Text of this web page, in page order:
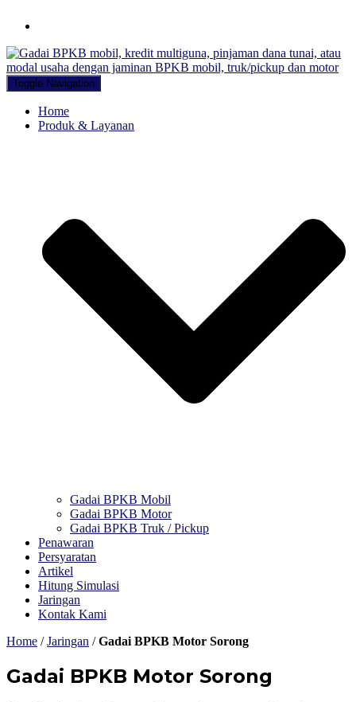
Toggle Navigation
Home
Produk & Layanan
Gadai BPKB Mobil
Gadai BPKB Motor
Gadai BPKB Truk / Pickup
Penawaran
Persyaratan
Artikel
Hitung Simulasi
Jaringan
Kontak Kami
Home /Jaringan /Gadai BPKB Motor Sorong
Gadai BPKB Motor Sorong